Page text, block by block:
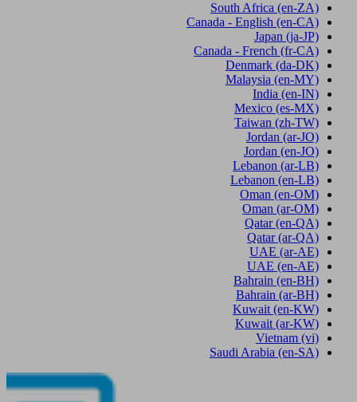
South Africa (en-ZA)
Canada - English (en-CA)
Japan (ja-JP)
Canada - French (fr-CA)
Denmark (da-DK)
Malaysia (en-MY)
India (en-IN)
Mexico (es-MX)
Taiwan (zh-TW)
Jordan (ar-JO)
Jordan (en-JO)
Lebanon (ar-LB)
Lebanon (en-LB)
Oman (en-OM)
Oman (ar-OM)
Qatar (en-QA)
Qatar (ar-QA)
UAE (ar-AE)
UAE (en-AE)
Bahrain (en-BH)
Bahrain (ar-BH)
Kuwait (en-KW)
Kuwait (ar-KW)
Vietnam (vi)
Saudi Arabia (en-SA)